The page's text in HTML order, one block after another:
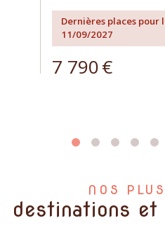
Dernières places pour
11/09/2027
7 790€
NOS
destinations et